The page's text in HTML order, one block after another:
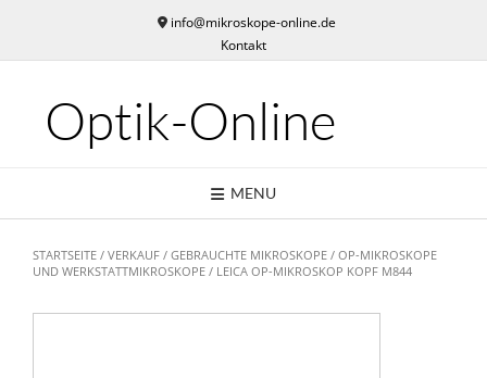
content
info@mikroskope-online.de
Kontakt
Optik-Online
MENU
STARTSEITE / VERKAUF / GEBRAUCHTE MIKROSKOPE / OP-MIKROSKOPE
UND WERKSTATTMIKROSKOPE / LEICA OP-MIKROSKOP KOPF M844